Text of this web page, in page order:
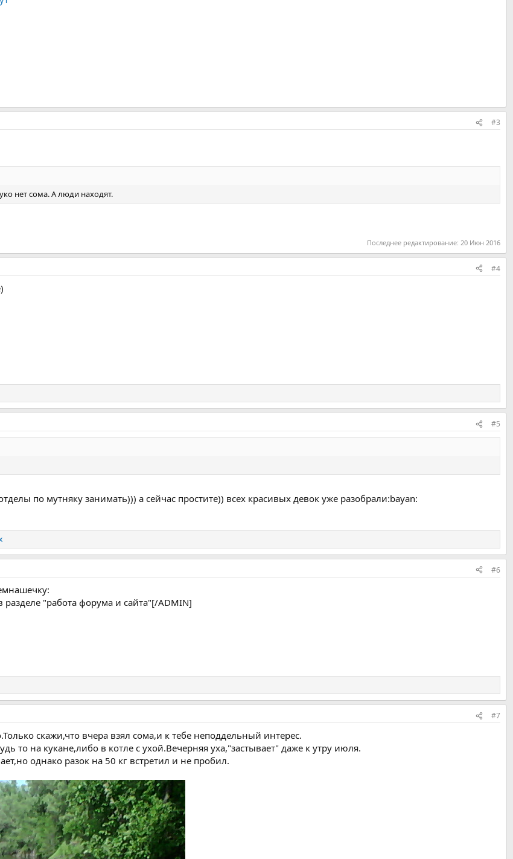
#3
нет сома. А люди находят.
Последнее редактирование: 20 Июн 2016
#4
#5
по мутняку занимать))) а сейчас простите)) всех красивых девок уже разобрали:bayan:
#6
"работа форума и сайта"[/ADMIN]
#7
скажи,что вчера взял сома,и к тебе неподдельный интерес.
то на кукане,либо в котле с ухой.Вечерняя уха,"застывает" даже к утру июля.
однако разок на 50 кг встретил и не пробил.